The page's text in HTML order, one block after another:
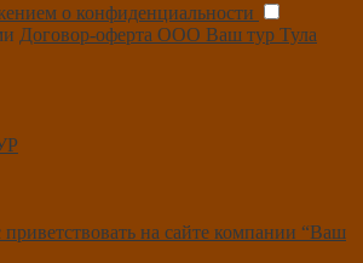
о конфиденциальности
Договор-оферта ООО Ваш тур Тула
приветствовать на сайте компании “Ваш